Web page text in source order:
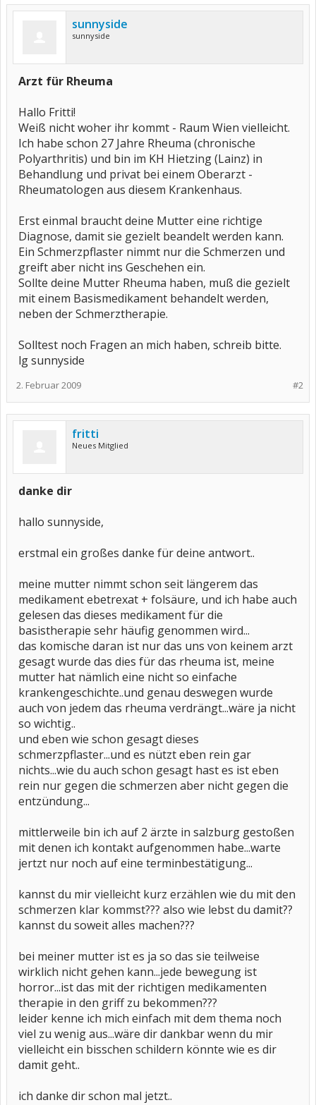
sunnyside
sunnyside
Arzt für Rheuma
Hallo Fritti!
Weiß nicht woher ihr kommt - Raum Wien vielleicht.
Ich habe schon 27 Jahre Rheuma (chronische
Polyarthritis) und bin im KH Hietzing (Lainz) in
Behandlung und privat bei einem Oberarzt -
Rheumatologen aus diesem Krankenhaus.
Erst einmal braucht deine Mutter eine richtige
Diagnose, damit sie gezielt beandelt werden kann.
Ein Schmerzpflaster nimmt nur die Schmerzen und
greift aber nicht ins Geschehen ein.
Sollte deine Mutter Rheuma haben, muß die gezielt
mit einem Basismedikament behandelt werden,
neben der Schmerztherapie.
Solltest noch Fragen an mich haben, schreib bitte.
lg sunnyside
#2
2. Februar 2009
fritti
Neues Mitglied
danke dir
hallo sunnyside,
erstmal ein großes danke für deine antwort..
meine mutter nimmt schon seit längerem das
medikament ebetrexat + folsäure, und ich habe auch
gelesen das dieses medikament für die
basistherapie sehr häufig genommen wird...
das komische daran ist nur das uns von keinem arzt
gesagt wurde das dies für das rheuma ist, meine
mutter hat nämlich eine nicht so einfache
krankengeschichte..und genau deswegen wurde
auch von jedem das rheuma verdrängt...wäre ja nicht
so wichtig..
und eben wie schon gesagt dieses
schmerzpflaster...und es nützt eben rein gar
nichts...wie du auch schon gesagt hast es ist eben
rein nur gegen die schmerzen aber nicht gegen die
entzündung...
mittlerweile bin ich auf 2 ärzte in salzburg gestoßen
mit denen ich kontakt aufgenommen habe...warte
jertzt nur noch auf eine terminbestätigung...
kannst du mir vielleicht kurz erzählen wie du mit den
schmerzen klar kommst??? also wie lebst du damit??
kannst du soweit alles machen???
bei meiner mutter ist es ja so das sie teilweise
wirklich nicht gehen kann...jede bewegung ist
horror...ist das mit der richtigen medikamenten
therapie in den griff zu bekommen???
leider kenne ich mich einfach mit dem thema noch
viel zu wenig aus...wäre dir dankbar wenn du mir
vielleicht ein bisschen schildern könnte wie es dir
damit geht..
ich danke dir schon mal jetzt..